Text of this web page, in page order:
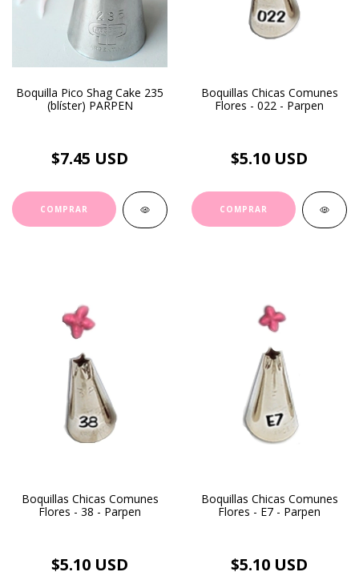
Boquilla Pico Shag Cake 235
(blíster) PARPEN
$7.45 USD
Boquillas Chicas Comunes
Flores - 022 - Parpen
$5.10 USD
Boquillas Chicas Comunes
Flores - 38 - Parpen
$5.10 USD
Boquillas Chicas Comunes
Flores - E7 - Parpen
$5.10 USD